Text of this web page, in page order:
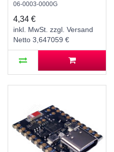
+ 1 LP RISC-V Co-
Prozesser, 160 MHz, 4
MB Flash, 512 KB
SRAM, 320 KB ROM,
3,3 V, WiFi 6, Bluetooth
5.3 LE
06-0003-0000G
4,34 €
inkl. MwSt. zzgl. Versand
Netto 3,647059 €